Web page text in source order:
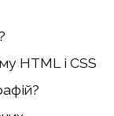
HTML і CSS